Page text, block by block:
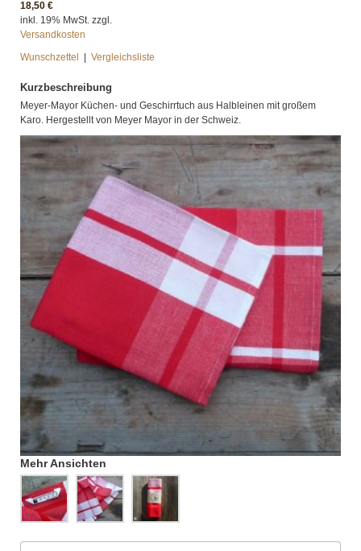
18,50 €
inkl. 19% MwSt. zzgl.
Versandkosten
Wunschzettel
Vergleichsliste
Kurzbeschreibung
Meyer-Mayor Küchen- und Geschirrtuch aus Halbleinen mit großem
Karo. Hergestellt von Meyer Mayor in der Schweiz.
Mehr Ansichten